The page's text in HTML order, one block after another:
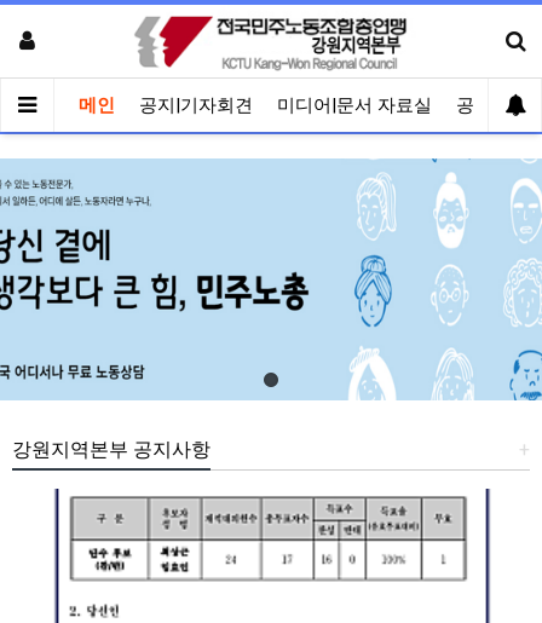
메인 공지|기자회견 미디어|문서 자료실 공유게시
+
강원지역본부 공지사항